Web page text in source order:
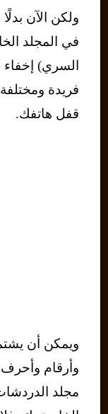
ولكن الآن
في المجلد
السري)
فريدة
قفل هاتفك.
ويمكن أن
وأرقام وأحرف
مجلد